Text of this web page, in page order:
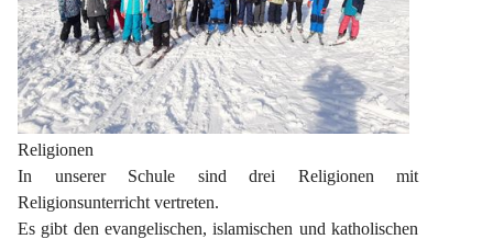
Religionen
In unserer Schule sind drei Religionen mit
Religionsunterricht vertreten.
Es gibt den evangelischen, islamischen und katholischen